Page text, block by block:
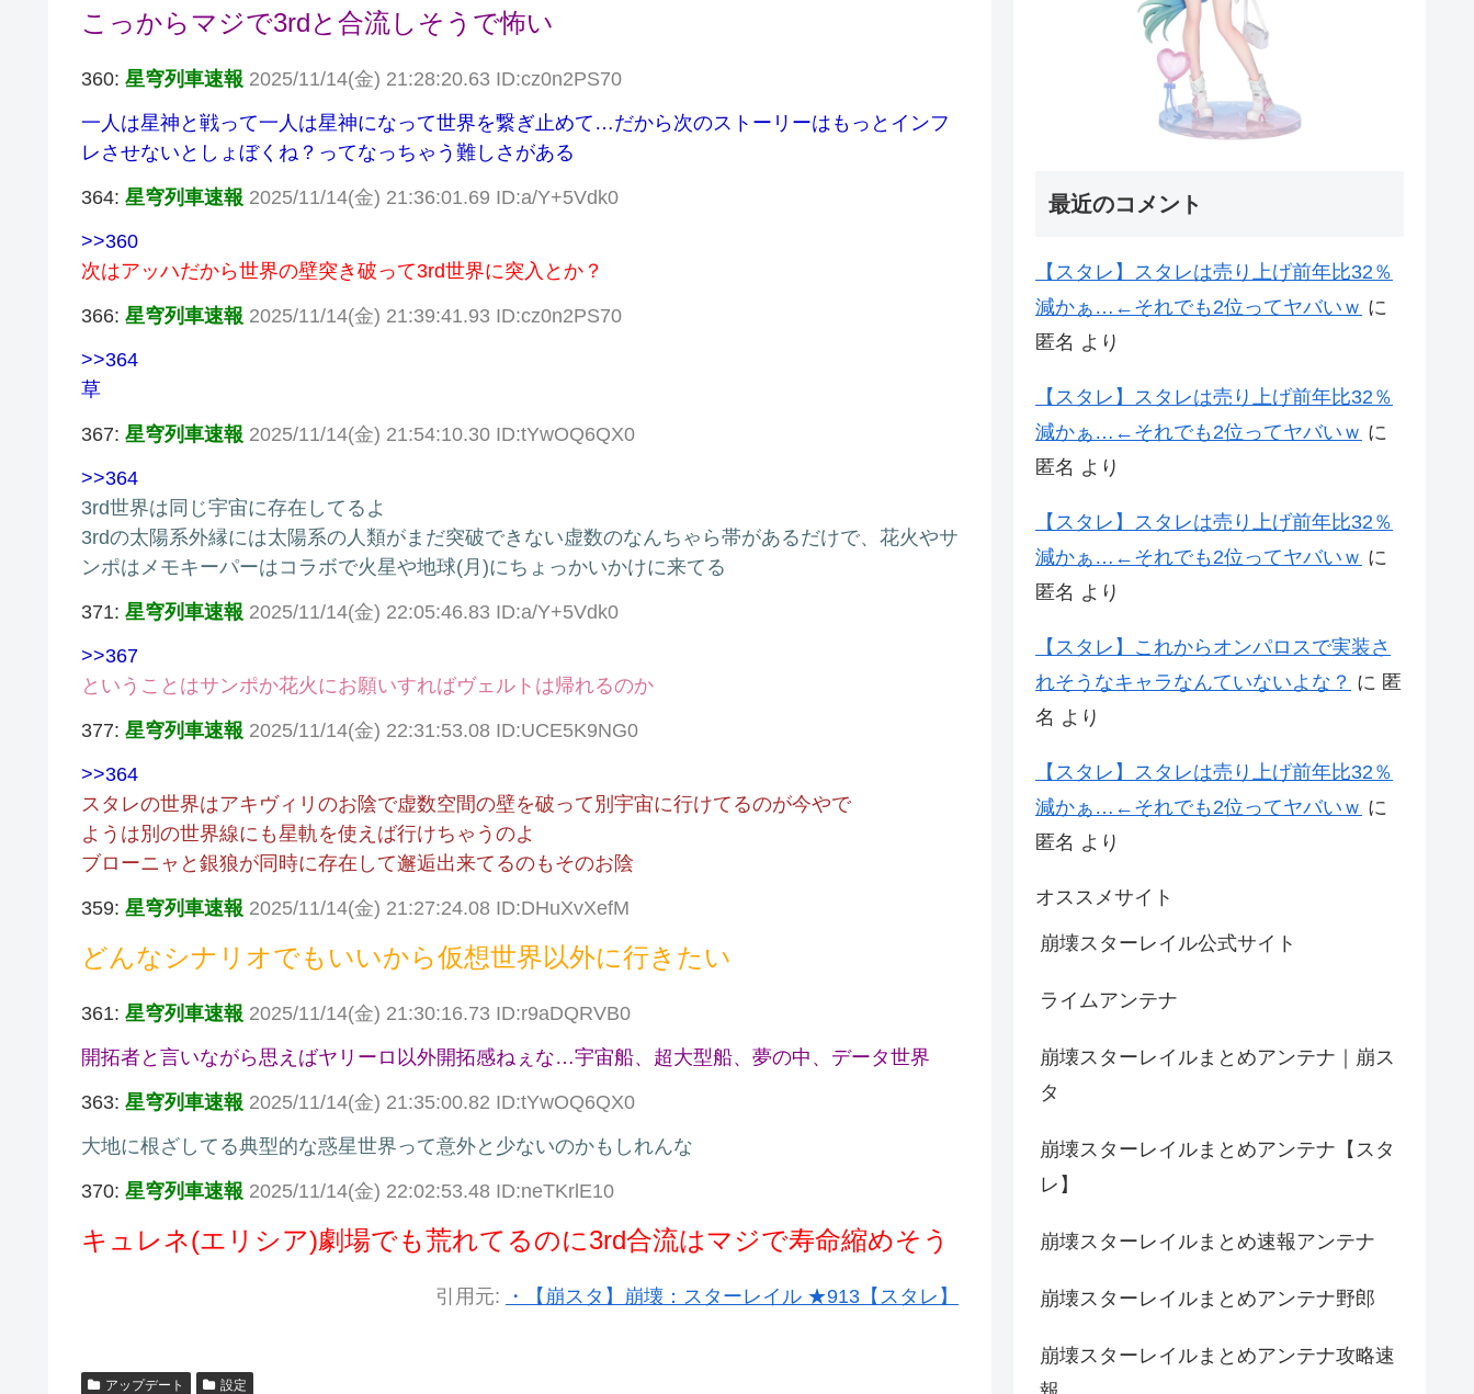
こっからマジで3rdと合流しそうで怖い
360: 星穹列車速報 2025/11/14(金) 21:28:20.63 ID:cz0n2PS70
一人は星神と戦って一人は星神になって世界を繋ぎ止めて…だから次のストーリーはもっとインフ
レさせないとしょぼくね？ってなっちゃう難しさがある
364: 星穹列車速報 2025/11/14(金) 21:36:01.69 ID:a/Y+5Vdk0
>>360
次はアッハだから世界の壁突き破って3rd世界に突入とか？
366: 星穹列車速報 2025/11/14(金) 21:39:41.93 ID:cz0n2PS70
>>364
草
367: 星穹列車速報 2025/11/14(金) 21:54:10.30 ID:tYwOQ6QX0
>>364
3rd世界は同じ宇宙に存在してるよ
3rdの太陽系外縁には太陽系の人類がまだ突破できない虚数のなんちゃら帯があるだけで、花火やサ
ンポはメモキーパーはコラボで火星や地球(月)にちょっかいかけに来てる
371: 星穹列車速報 2025/11/14(金) 22:05:46.83 ID:a/Y+5Vdk0
>>367
ということはサンポか花火にお願いすればヴェルトは帰れるのか
377: 星穹列車速報 2025/11/14(金) 22:31:53.08 ID:UCE5K9NG0
>>364
スタレの世界はアキヴィリのお陰で虚数空間の壁を破って別宇宙に行けてるのが今やで
ようは別の世界線にも星軌を使えば行けちゃうのよ
ブローニャと銀狼が同時に存在して邂逅出来てるのもそのお陰
359: 星穹列車速報 2025/11/14(金) 21:27:24.08 ID:DHuXvXefM
どんなシナリオでもいいから仮想世界以外に行きたい
361: 星穹列車速報 2025/11/14(金) 21:30:16.73 ID:r9aDQRVB0
開拓者と言いながら思えばヤリーロ以外開拓感ねぇな…宇宙船、超大型船、夢の中、データ世界
363: 星穹列車速報 2025/11/14(金) 21:35:00.82 ID:tYwOQ6QX0
大地に根ざしてる典型的な惑星世界って意外と少ないのかもしれんな
370: 星穹列車速報 2025/11/14(金) 22:02:53.48 ID:neTKrlE10
キュレネ(エリシア)劇場でも荒れてるのに3rd合流はマジで寿命縮めそう
引用元: ・【崩スタ】崩壊：スターレイル ★913【スタレ】
アップデート 設定
最近のコメント
【スタレ】スタレは売り上げ前年比32％
減かぁ…←それでも2位ってヤバいｗ に
匿名 より
【スタレ】スタレは売り上げ前年比32％
減かぁ…←それでも2位ってヤバいｗ に
匿名 より
【スタレ】スタレは売り上げ前年比32％
減かぁ…←それでも2位ってヤバいｗ に
匿名 より
【スタレ】これからオンパロスで実装さ
れそうなキャラなんていないよな？ に 匿
名 より
【スタレ】スタレは売り上げ前年比32％
減かぁ…←それでも2位ってヤバいｗ に
匿名 より
オススメサイト
崩壊スターレイル公式サイト
ライムアンテナ
崩壊スターレイルまとめアンテナ｜崩ス
タ
崩壊スターレイルまとめアンテナ【スタ
レ】
崩壊スターレイルまとめ速報アンテナ
崩壊スターレイルまとめアンテナ野郎
崩壊スターレイルまとめアンテナ攻略速